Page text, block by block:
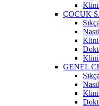
ÇOCUK
GENEL